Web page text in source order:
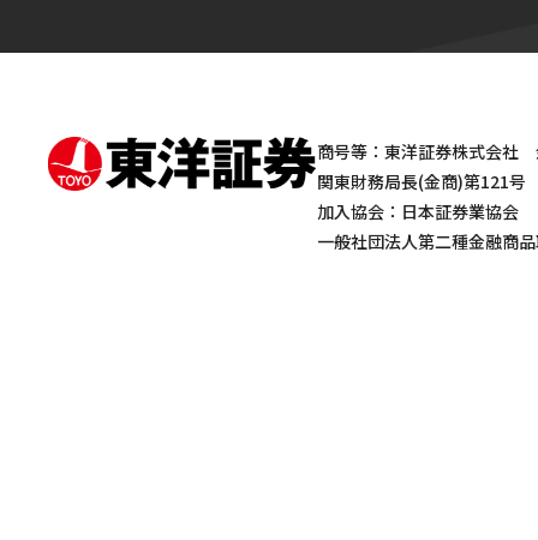
商号等：東洋証券株式会社
関東財務局長(金商)第121号
加入協会：日本証券業協会
一般社団法人第二種金融商